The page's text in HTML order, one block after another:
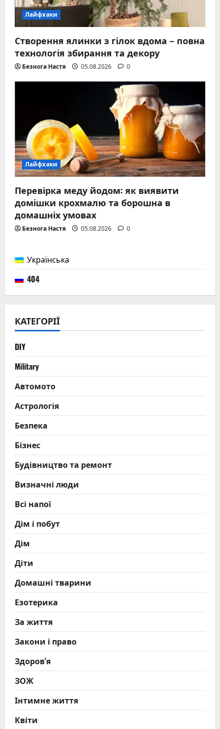
Лайфхаки
Створення ялинки з гілок вдома – повна
технологія збирання та декору
Безнога Настя 05.08.2026 0
Лайфхаки
Перевірка меду йодом: як виявити
домішки крохмалю та борошна в
домашніх умовах
Безнога Настя 05.08.2026 0
Українська
404
КАТЕГОРІЇ
DIY
Military
Автомото
Астрологія
Безпека
Бізнес
Будівництво та ремонт
Визначні люди
Всі напої
Дім і побут
Дім
Діти
Домашні тварини
Езотерика
За життя
Закони і право
Здоров'я
ЗОЖ
Інтимне життя
Квіти